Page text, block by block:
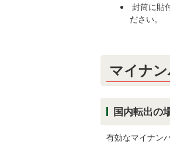
封筒に貼
ださい。
マイナ
国内転出の
有効なマイナン